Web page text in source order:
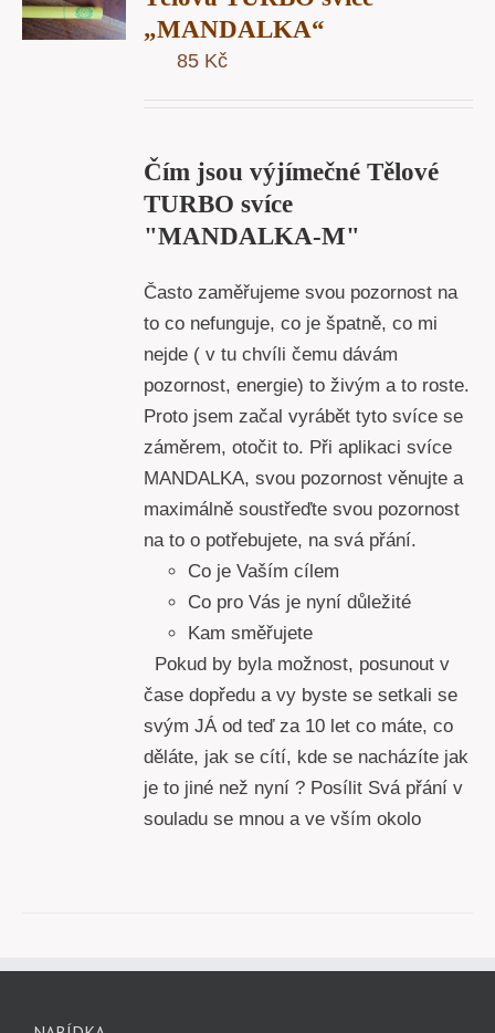
„MANDALKA“
85 Kč
Čím jsou výjímečné Tělové
TURBO svíce
"MANDALKA-M"
Často zaměřujeme svou pozornost na
to co nefunguje, co je špatně, co mi
nejde ( v tu chvíli čemu dávám
pozornost, energie) to živým a to roste.
Proto jsem začal vyrábět tyto svíce se
záměrem, otočit to. Při aplikaci svíce
MANDALKA, svou pozornost věnujte a
maximálně soustřeďte svou pozornost
na to o potřebujete, na svá přání.
Co je Vaším cílem
Co pro Vás je nyní důležité
Kam směřujete
Pokud by byla možnost, posunout v
čase dopředu a vy byste se setkali se
svým JÁ od teď za 10 let co máte, co
děláte, jak se cítí, kde se nacházíte jak
je to jiné než nyní ? Posílit Svá přání v
souladu se mnou a ve vším okolo